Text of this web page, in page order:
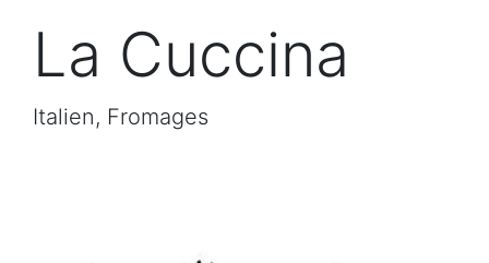
La Cuccina
Italien, Fromages